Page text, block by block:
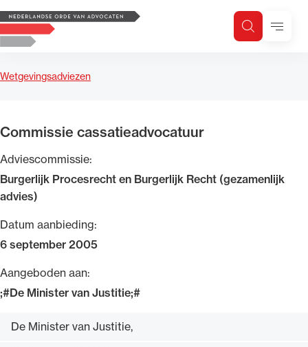
Logo, to the homepage
ZoekenMenu
Wetgevingsadviezen
Commissie cassatieadvocatuur
Adviescommissie:
Burgerlijk Procesrecht en Burgerlijk Recht (gezamenlijk
advies)
Datum aanbieding:
6 september 2005
Aangeboden aan:
;#De Minister van Justitie;#
De Minister van Justitie,
Zoeken
Zoek op trefwoord
Uitgelicht